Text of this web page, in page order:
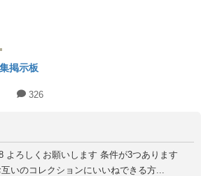
掲示板
326
よろしくお願いします 条件が3つあります
いのコレクションにいいねできる方...